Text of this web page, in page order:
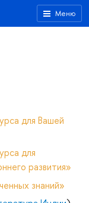
Меню
для Вашей
для
развития»
знаний»